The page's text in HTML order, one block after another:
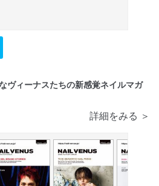
ヴィーナスたちの新感覚ネイルマガ
詳細をみる ＞